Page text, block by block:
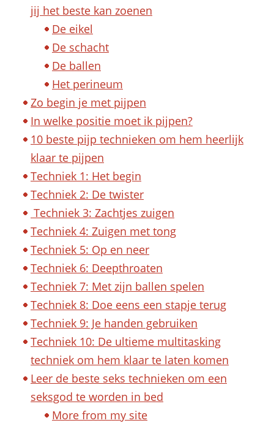
jij het beste kan zoenen
De eikel
De schacht
De ballen
Het perineum
Zo begin je met pijpen
In welke positie moet ik pijpen?
10 beste pijp technieken om hem heerlijk
klaar te pijpen
Techniek 1: Het begin
Techniek 2: De twister
Techniek 3: Zachtjes zuigen
Techniek 4: Zuigen met tong
Techniek 5: Op en neer
Techniek 6: Deepthroaten
Techniek 7: Met zijn ballen spelen
Techniek 8: Doe eens een stapje terug
Techniek 9: Je handen gebruiken
Techniek 10: De ultieme multitasking
techniek om hem klaar te laten komen
Leer de beste seks technieken om een
seksgod te worden in bed
More from my site